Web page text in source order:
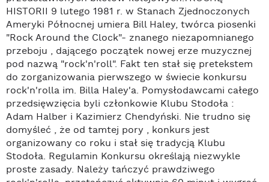
HISTORII 9 lutego 1981 r. w Stanach Zjednoczonych
Ameryki Północnej umiera Bill Haley, twórca piosenki
"Rock Around the Clock"- znanego niezapomnianego
przeboju , dającego początek nowej erze muzycznej
pod nazwą "rock'n'roll". Fakt ten stał się pretekstem
do zorganizowania pierwszego w świecie konkursu
rock'n'rolla im. Billa Haley'a. Pomysłodawcami całego
przedsięwzięcia byli członkowie Klubu Stodoła :
Adam Halber i Kazimierz Chendyński. Nie trudno się
domyśleć , że od tamtej pory , konkurs jest
organizowany co roku i stał się tradycją Klubu
Stodoła. Regulamin Konkursu określają niezwykle
proste zasady. Należy tańczyć prawdziwego